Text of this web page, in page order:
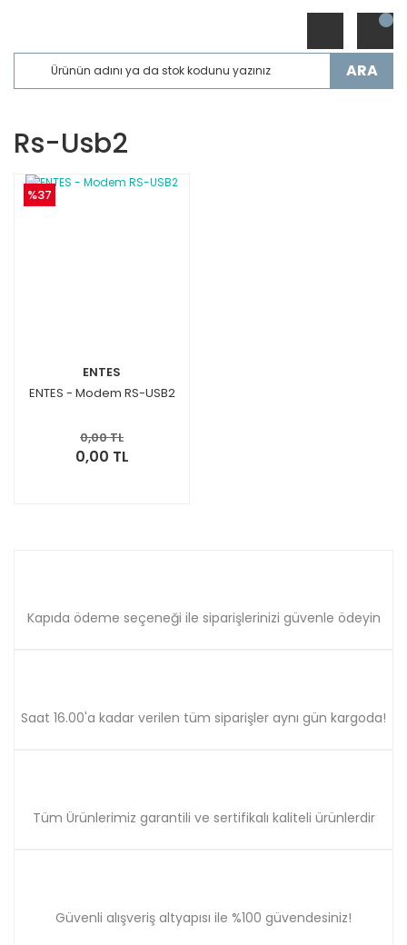
ARA
Rs-Usb2
%37
ENTES
ENTES - Modem RS-USB2
0,00 TL
0,00 TL
Kapıda ödeme seçeneği ile siparişlerinizi güvenle ödeyin
Saat 16.00'a kadar verilen tüm siparişler aynı gün kargoda!
Tüm Ürünlerimiz garantili ve sertifikalı kaliteli ürünlerdir
Güvenli alışveriş altyapısı ile %100 güvendesiniz!